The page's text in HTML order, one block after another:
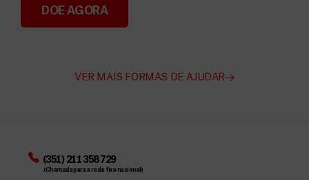
Angarie Fundos para a MSF
DOE AGORA
VER MAIS FORMAS DE AJUDAR
(351) 211 358 729
(Chamada para a rede fixa nacional)